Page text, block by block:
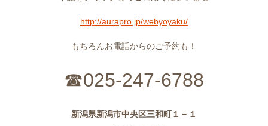
http://aurapro.jp/webyoyaku/
もちろんお電話からのご予約も！
☎025-247-6788
新潟県新潟市中央区三和町１－１